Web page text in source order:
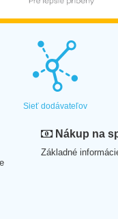
Sieť dodávateľov
Nákup na
Základné